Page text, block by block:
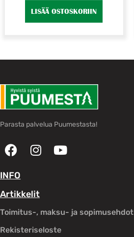
LISÄÄ OSTOSKORIIN
Parasta palvelua Puumestasta!
INFO
Artikkelit
Toimitus-, maksu- ja sopimusehdot
Rekisteriseloste